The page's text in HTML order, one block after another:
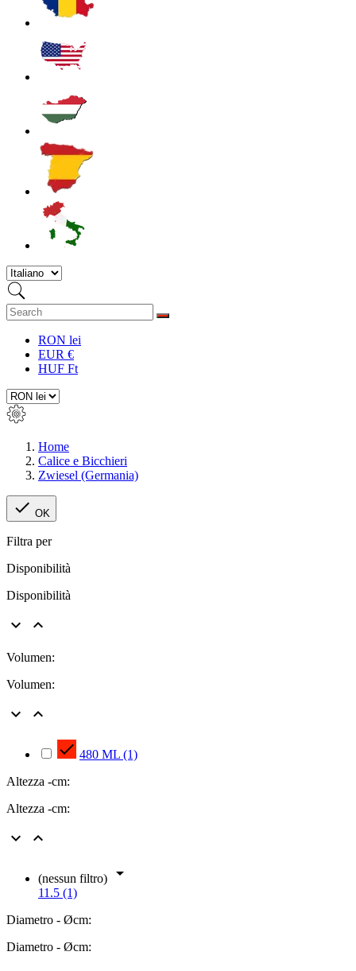
RON lei
EUR €
HUF Ft
Home
Calice e Bicchieri
Zwiesel (Germania)
 OK
Filtra per
Disponibilità
Disponibilità
 
Volumen:
Volumen:


 480 ML (1)
Altezza -cm:
Altezza -cm:
 
(nessun filtro) 
11.5 (1)
Diametro - Øcm:
Diametro - Øcm: